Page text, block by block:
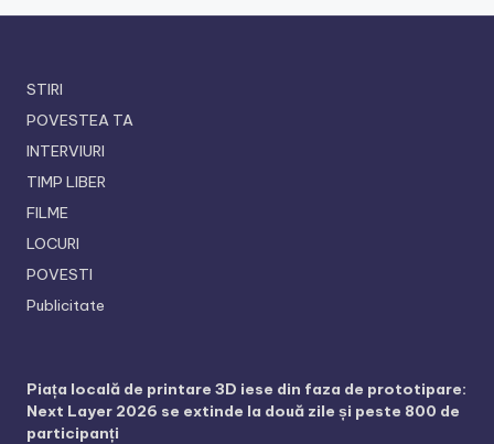
STIRI
POVESTEA TA
INTERVIURI
TIMP LIBER
FILME
LOCURI
POVESTI
Publicitate
Piața locală de printare 3D iese din faza de prototipare:
Next Layer 2026 se extinde la două zile și peste 800 de
participanți